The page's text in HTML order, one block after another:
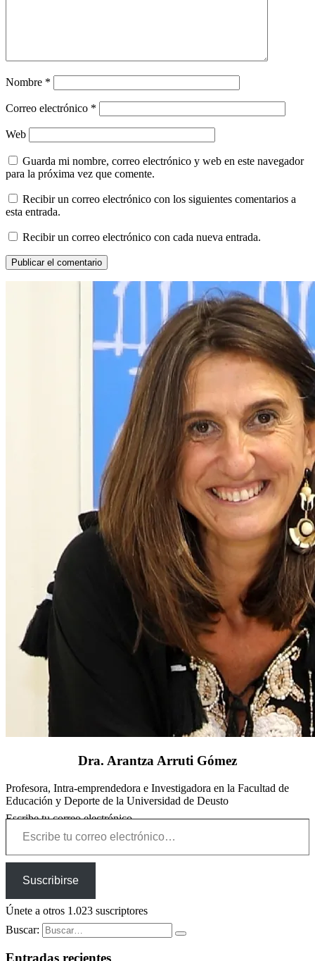
Nombre *
Correo electrónico *
Web
Guarda mi nombre, correo electrónico y web en este navegador
para la próxima vez que comente.
Recibir un correo electrónico con los siguientes comentarios a
esta entrada.
Recibir un correo electrónico con cada nueva entrada.
Dra. Arantza Arruti Gómez
Profesora, Intra-emprendedora e Investigadora en la Facultad de
Educación y Deporte de la Universidad de Deusto
Escribe tu correo electrónico…
Suscribirse
Únete a otros 1.023 suscriptores
Buscar:
Entradas recientes